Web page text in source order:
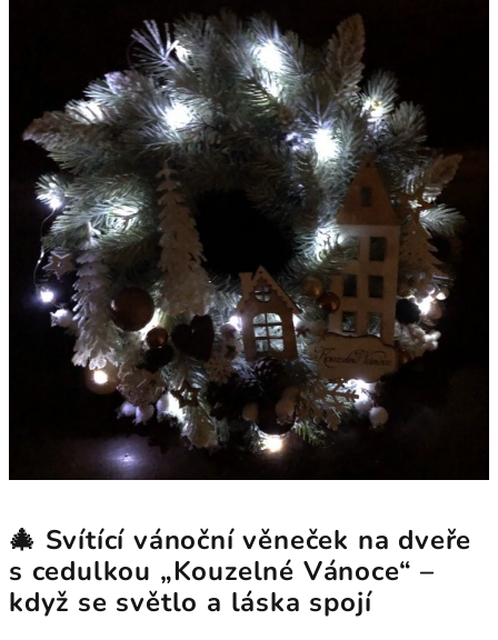
🎄 Svítící vánoční věneček na dveře
s cedulkou „Kouzelné Vánoce“ –
když se světlo a láska spojí